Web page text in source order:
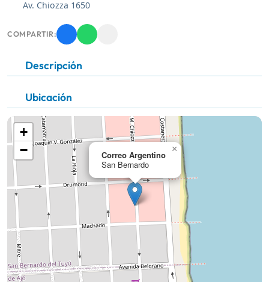
Av. Chiozza 1650
COMPARTIR:
Descripción
Ubicación
Correo Argentino
San Bernardo
×
+
−